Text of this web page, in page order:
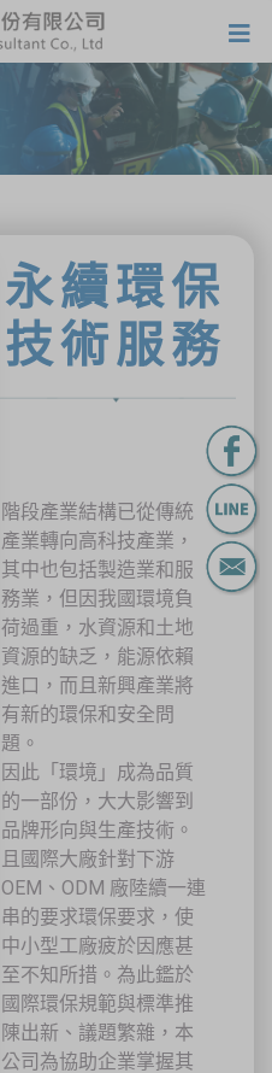
永續環保
技術服務
階段產業結構已從傳統
產業轉向高科技產業，
其中也包括製造業和服
務業，但因我國環境負
荷過重，水資源和土地
資源的缺乏，能源依賴
進口，而且新興產業將
有新的環保和安全問
題。
因此「環境」成為品質
的一部份，大大影響到
品牌形向與生產技術。
且國際大廠針對下游
OEM、ODM 廠陸續一連
串的要求環保要求，使
中小型工廠疲於因應甚
至不知所措。為此鑑於
國際環保規範與標準推
陳出新、議題繁雜，本
公司為協助企業掌握其